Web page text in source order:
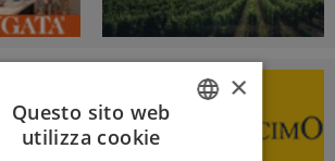
×
Questo sito web
utilizza cookie